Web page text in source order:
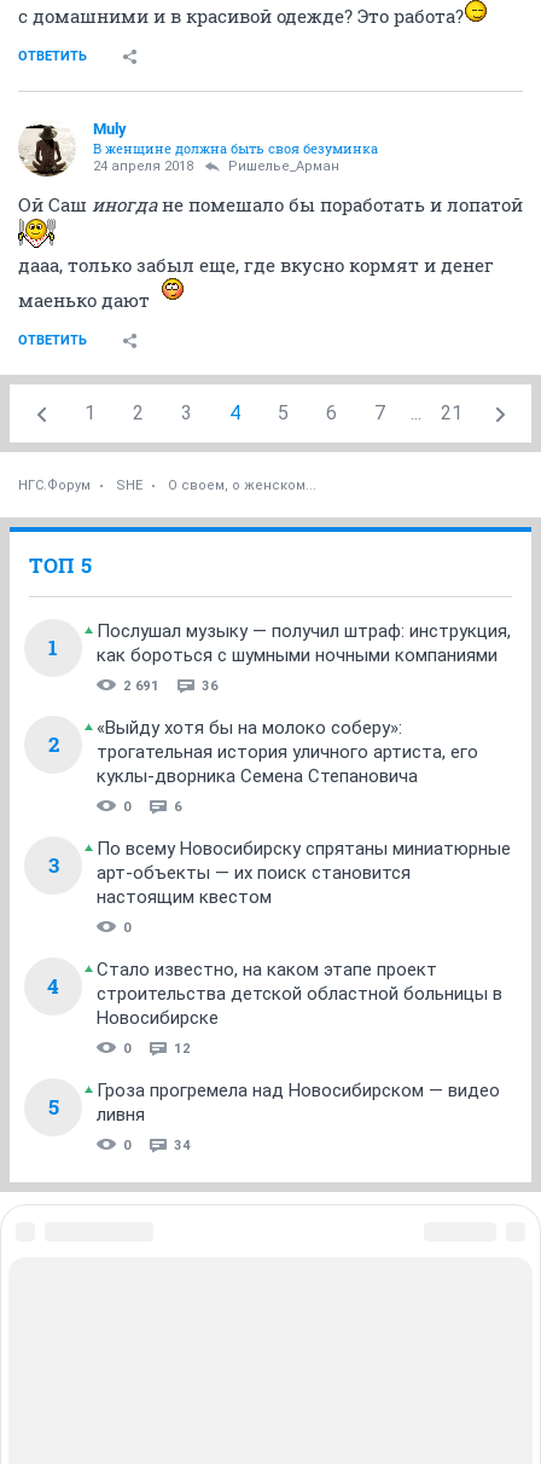
с домашними и в красивой одежде? Это работа?
ОТВЕТИТЬ
Muly
В женщине должна быть своя безyминка
24 апреля 2018 Ришелье_Арман
Ой Саш иногдане помешало бы поработать и лопатой
дааа, только забыл еще, где вкусно кормят и денег
маенько дают
ОТВЕТИТЬ
1 2 3 4 5 6 7 21
НГС.Форум SHE О своем, о женском...
ТОП 5
1
Послушал музыку — получил штраф: инструкция,
как бороться с шумными ночными компаниями
2 691 36
2
«Выйду хотя бы на молоко соберу»:
трогательная история уличного артиста, его
куклы-дворника Семена Степановича
0 6
3
По всему Новосибирску спрятаны миниатюрные
арт-объекты — их поиск становится
настоящим квестом
0
4
Стало известно, на каком этапе проект
строительства детской областной больницы в
Новосибирске
0 12
5
Гроза прогремела над Новосибирском — видео
ливня
0 34